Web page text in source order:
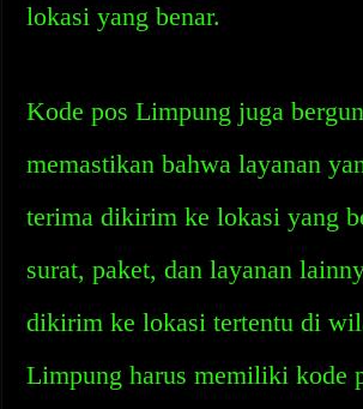
lokasi yang benar.
Kode pos Limpung juga
memastikan bahwa layanan
terima dikirim ke lokasi yang
surat, paket, dan layanan
dikirim ke lokasi tertentu di
Limpung harus memiliki kode